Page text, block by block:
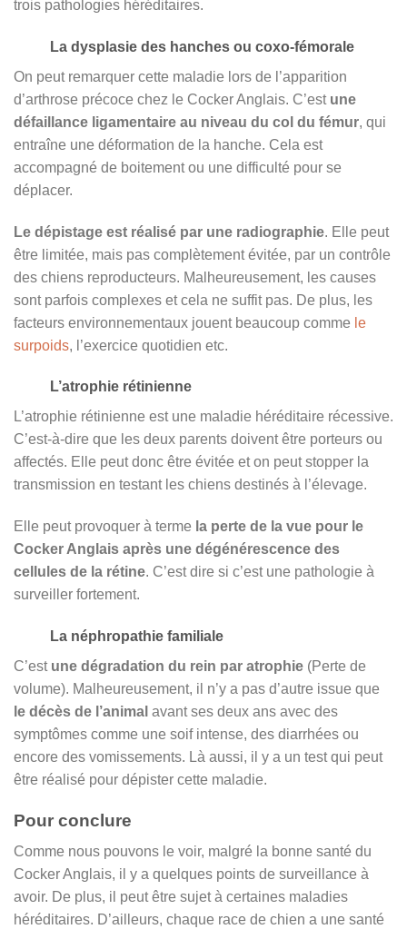
trois pathologies héréditaires.
La dysplasie des hanches ou coxo-fémorale
On peut remarquer cette maladie lors de l’apparition
d’arthrose précoce chez le Cocker Anglais. C’est une
défaillance ligamentaire au niveau du col du fémur, qui
entraîne une déformation de la hanche. Cela est
accompagné de boitement ou une difficulté pour se
déplacer.
Le dépistage est réalisé par une radiographie. Elle peut
être limitée, mais pas complètement évitée, par un contrôle
des chiens reproducteurs. Malheureusement, les causes
sont parfois complexes et cela ne suffit pas. De plus, les
facteurs environnementaux jouent beaucoup comme le
surpoids, l’exercice quotidien etc.
L’atrophie rétinienne
L’atrophie rétinienne est une maladie héréditaire récessive.
C’est-à-dire que les deux parents doivent être porteurs ou
affectés. Elle peut donc être évitée et on peut stopper la
transmission en testant les chiens destinés à l’élevage.
Elle peut provoquer à terme la perte de la vue pour le
Cocker Anglais après une dégénérescence des
cellules de la rétine. C’est dire si c’est une pathologie à
surveiller fortement.
La néphropathie familiale
C’est une dégradation du rein par atrophie (Perte de
volume). Malheureusement, il n’y a pas d’autre issue que
le décès de l’animal avant ses deux ans avec des
symptômes comme une soif intense, des diarrhées ou
encore des vomissements. Là aussi, il y a un test qui peut
être réalisé pour dépister cette maladie.
Pour conclure
Comme nous pouvons le voir, malgré la bonne santé du
Cocker Anglais, il y a quelques points de surveillance à
avoir. De plus, il peut être sujet à certaines maladies
héréditaires. D’ailleurs, chaque race de chien a une santé